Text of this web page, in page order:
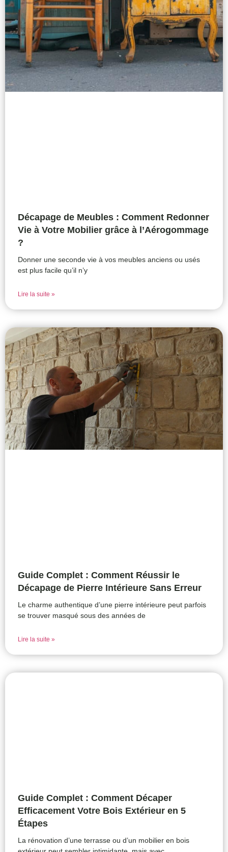
Décapage de Meubles : Comment Redonner
Vie à Votre Mobilier grâce à l’Aérogommage
?
Donner une seconde vie à vos meubles anciens ou usés
est plus facile qu’il n’y
Lire la suite »
Guide Complet : Comment Réussir le
Décapage de Pierre Intérieure Sans Erreur
Le charme authentique d’une pierre intérieure peut parfois
se trouver masqué sous des années de
Lire la suite »
Guide Complet : Comment Décaper
Efficacement Votre Bois Extérieur en 5
Étapes
La rénovation d’une terrasse ou d’un mobilier en bois